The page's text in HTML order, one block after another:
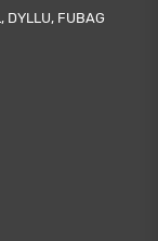
FUBAG